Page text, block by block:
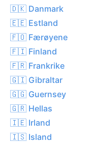
🇩🇰 Danmark
🇪🇪 Estland
🇫🇴 Færøyene
🇫🇮 Finland
🇫🇷 Frankrike
🇬🇮 Gibraltar
🇬🇬 Guernsey
🇬🇷 Hellas
🇮🇪 Irland
🇮🇸 Island